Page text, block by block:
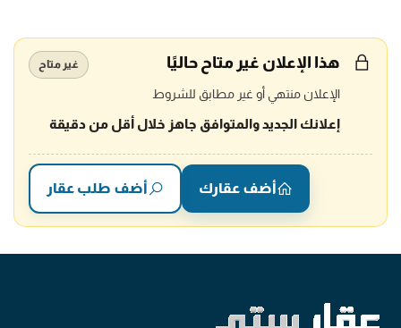
هذا الإعلان غير متاح حاليًا غير متاح
الإعلان منتهي أو غير مطابق للشروط
إعلانك الجديد والمتوافق جاهز خلال أقل من دقيقة
أضف عقارك أضف طلب عقار